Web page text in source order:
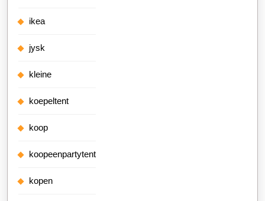
ikea
jysk
kleine
koepeltent
koop
koopeenpartytent
kopen